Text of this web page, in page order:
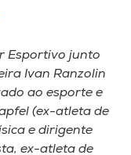
Esportivo junto
Ivan Ranzolin
ao esporte e
(ex-atleta de
e dirigente
ex-atleta de